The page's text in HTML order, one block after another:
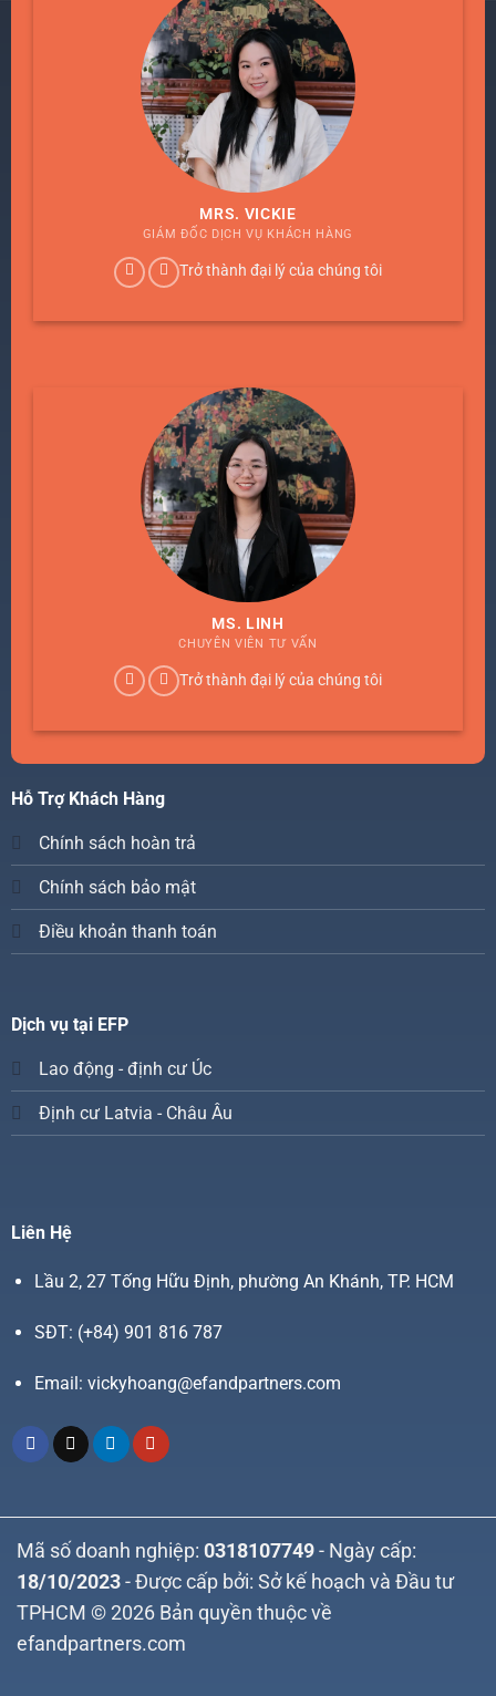
MRS. VICKIE
GIÁM ĐỐC DỊCH VỤ KHÁCH HÀNG
Trở thành đại lý của chúng tôi
MS. LINH
CHUYÊN VIÊN TƯ VẤN
Trở thành đại lý của chúng tôi
Hỗ Trợ Khách Hàng
Chính sách hoàn trả
Chính sách bảo mật
Điều khoản thanh toán
Dịch vụ tại EFP
Lao động - định cư Úc
Định cư Latvia - Châu Âu
Liên Hệ
Lầu 2, 27 Tống Hữu Định, phường An Khánh, TP. HCM
SĐT: (+84) 901 816 787
Email: vickyhoang@efandpartners.com
Mã số doanh nghiệp: 0318107749 - Ngày cấp:
18/10/2023 - Được cấp bởi: Sở kế hoạch và Đầu tư
TPHCM © 2026 Bản quyền thuộc về
efandpartners.com